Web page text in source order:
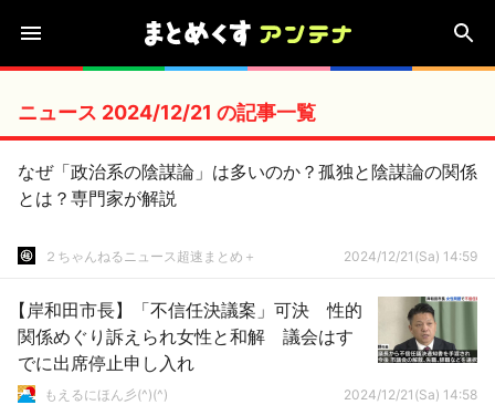
ニュース 2024/12/21 の記事一覧
なぜ「政治系の陰謀論」は多いのか？孤独と陰謀論の関係
とは？専門家が解説
２ちゃんねるニュース超速まとめ＋ 2024/12/21(Sa) 14:59
【岸和田市長】「不信任決議案」可決 性的
関係めぐり訴えられ女性と和解 議会はす
でに出席停止申し入れ
もえるにほん彡(^)(^) 2024/12/21(Sa) 14:58